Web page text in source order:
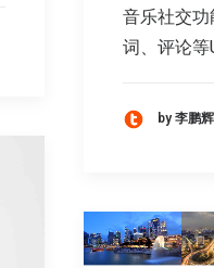
音乐社交
词、评论等
by 李鹏辉